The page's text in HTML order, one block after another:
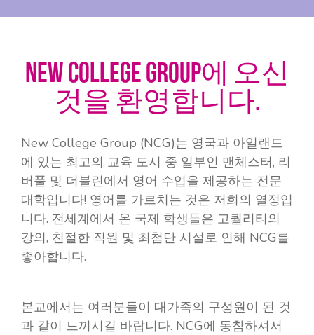
NEW COLLEGE GROUP에 오신
것을 환영합니다.
New College Group (NCG)는 영국과 아일랜드
에 있는 최고의 교육 도시 중 일부인 맨체스터, 리
버풀 및 더블린에서 영어 수업을 제공하는 전문
대학입니다! 영어를 가르치는 것은 저희의 열정입
니다. 전세계에서 온 국제 학생들은 고퀄리티의
강의, 친절한 직원 및 최첨단 시설로 인해 NCG를
좋아합니다.
본교에서는 여러분들이 대가족의 구성원이 된 것
과 같이 느끼시길 바랍니다. NCG에 동참하셔서